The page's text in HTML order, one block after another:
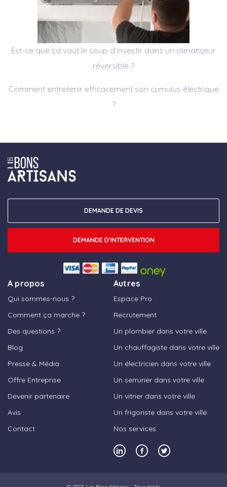
Est-ce que ça vaut le coup d’investir dans un climatiseur
réversible ?
Comment entretenir efficacement son cumulus électrique
?
A propos
Qui sommes-nous ?
Comment ça marche ?
Des questions ?
Blog
Presse & Média
Offre Entreprise
Devenir partenaire
Avis
Contact
Autres
Espace Pro
Recrutement
Un plombier dans votre ville
Un chauffagiste dans votre ville
Un électricien dans votre ville
Un serrurier dans votre ville
Un vitrier dans votre ville
Un frigoriste dans votre ville
Nos services
DEMANDE DE DEVIS
DEMANDE D'INTERVENTION